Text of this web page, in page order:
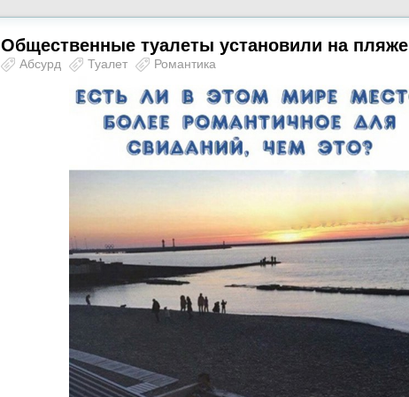
Общественные туалеты установили на пляже
Абсурд Туалет Романтика